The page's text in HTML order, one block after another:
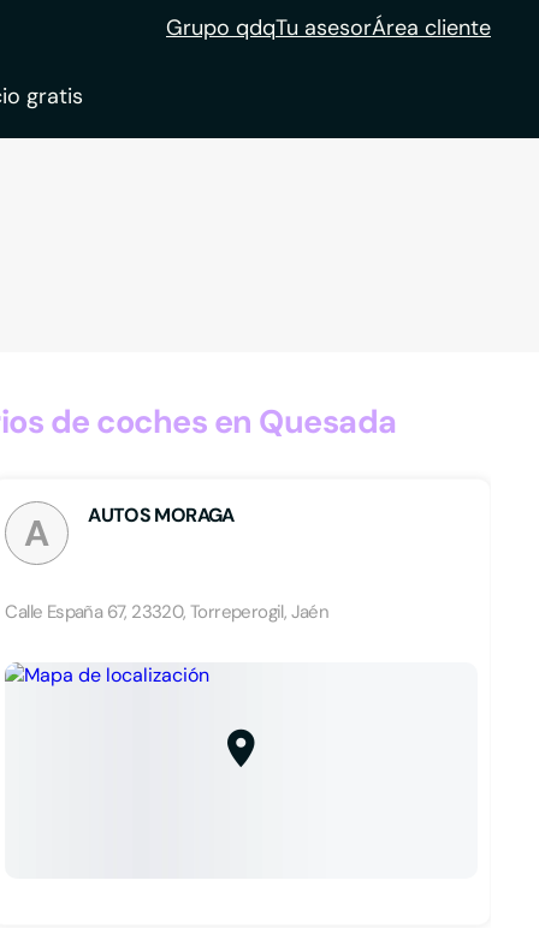
Grupo qdqTu asesorÁrea cliente
gratis
de coches en Quesada
A AUTOS MORAGA
Calle España 67, 23320, Torreperogil, Jaén